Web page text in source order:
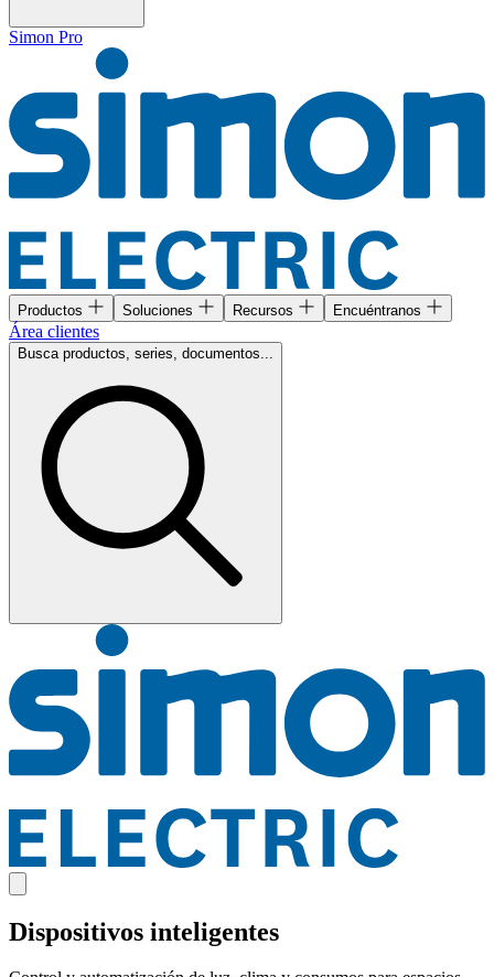
Simon Pro
Productos Soluciones Recursos Encuéntranos
Área clientes
Busca productos, series, documentos...
Dispositivos inteligentes